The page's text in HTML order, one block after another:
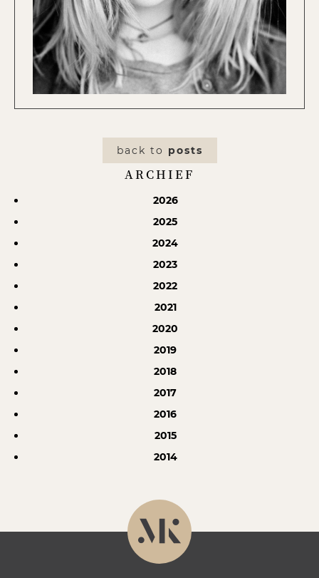
back to posts
ARCHIEF
2026
2025
2024
2023
2022
2021
2020
2019
2018
2017
2016
2015
2014